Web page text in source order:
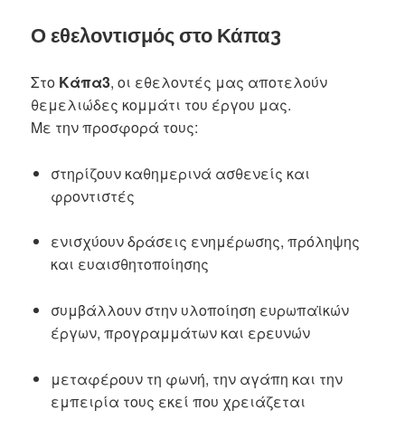
Ο εθελοντισμός στο Κάπα3
Στο Κάπα3, οι εθελοντές μας αποτελούν
θεμελιώδες κομμάτι του έργου μας.
Με την προσφορά τους:
στηρίζουν καθημερινά ασθενείς και
φροντιστές
ενισχύουν δράσεις ενημέρωσης, πρόληψης
και ευαισθητοποίησης
συμβάλλουν στην υλοποίηση ευρωπαϊκών
έργων, προγραμμάτων και ερευνών
μεταφέρουν τη φωνή, την αγάπη και την
εμπειρία τους εκεί που χρειάζεται